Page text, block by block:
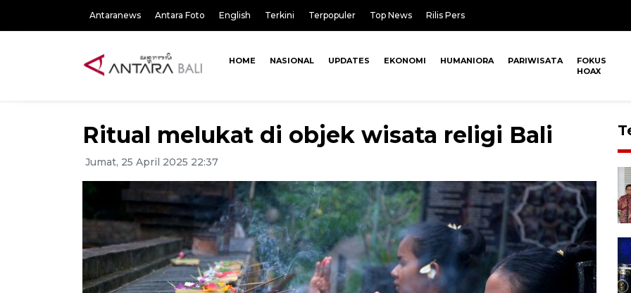
Antaranews Antara Foto English Terkini Terpopuler Top News Rilis Pers
HOME NASIONAL UPDATES EKONOMI HUMANIORA PARIWISATA
FOKUS
HOAX
Ritual melukat di objek wisata religi Bali
Jumat, 25 April 2025 22:37